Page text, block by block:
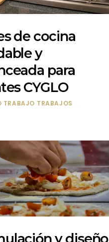
de cocina
y
para
CYGLO
TRABAJO TRABAJOS